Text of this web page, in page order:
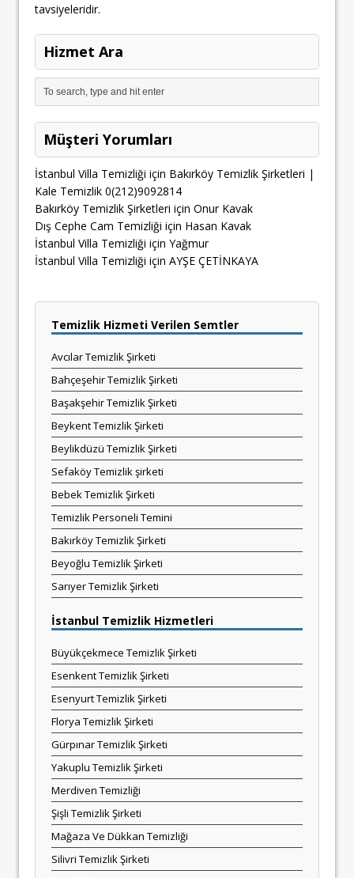
tavsiyeleridir.
Hizmet Ara
Müşteri Yorumları
İstanbul Villa Temizliği için Bakırköy Temizlik Şirketleri |
Kale Temizlik 0(212)9092814
Bakırköy Temizlik Şirketleri için Onur Kavak
Dış Cephe Cam Temizliği için Hasan Kavak
İstanbul Villa Temizliği için Yağmur
İstanbul Villa Temizliği için AYŞE ÇETİNKAYA
Temizlik Hizmeti Verilen Semtler
Avcılar Temizlik Şirketi
Bahçeşehir Temizlik Şirketi
Başakşehir Temizlik Şirketi
Beykent Temizlik Şirketi
Beylikdüzü Temizlik Şirketi
Sefaköy Temizlik şirketi
Bebek Temizlik Şirketi
Temizlik Personeli Temini
Bakırköy Temizlik Şirketi
Beyoğlu Temizlik Şirketi
Sarıyer Temizlik Şirketi
İstanbul Temizlik Hizmetleri
Büyükçekmece Temizlik Şirketi
Esenkent Temizlik Şirketi
Esenyurt Temizlik Şirketi
Florya Temizlik Şirketi
Gürpınar Temizlik Şirketi
Yakuplu Temizlik Şirketi
Merdiven Temizliği
Şişli Temizlik Şirketi
Mağaza Ve Dükkan Temizliği
Silivri Temizlik Şirketi